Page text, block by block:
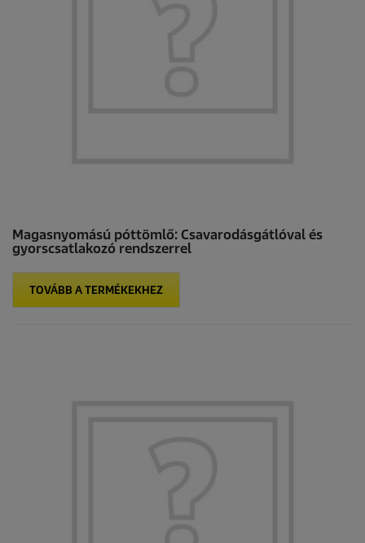
Magasnyomású póttömlő: Csavarodásgátlóval és
gyorscsatlakozó rendszerrel
TOVÁBB A TERMÉKEKHEZ